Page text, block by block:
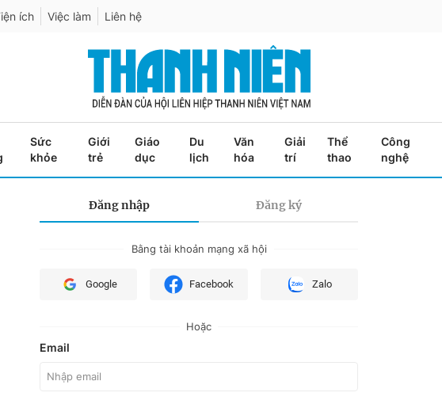
ích Việc làm Liên hệ
Sức
khỏe
Giới
trẻ
Giáo
dục
Du
lịch
Văn
hóa
Giải
trí
Thể
thao
Công
nghệ
Đăng nhập Đăng ký
Bằng tài khoản mạng xã hội
Google Facebook Zalo
Hoặc
Email